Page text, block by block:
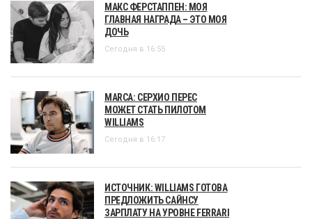
МАКС ФЕРСТАППЕН: МОЯ
ГЛАВНАЯ НАГРАДА – ЭТО МОЯ
ДОЧЬ
Сегодня в 16:55
MARCA: СЕРХИО ПЕРЕС
МОЖЕТ СТАТЬ ПИЛОТОМ
WILLIAMS
Сегодня в 16:17
ИСТОЧНИК: WILLIAMS ГОТОВА
ПРЕДЛОЖИТЬ САЙНСУ
ЗАРПЛАТУ НА УРОВНЕ FERRARI